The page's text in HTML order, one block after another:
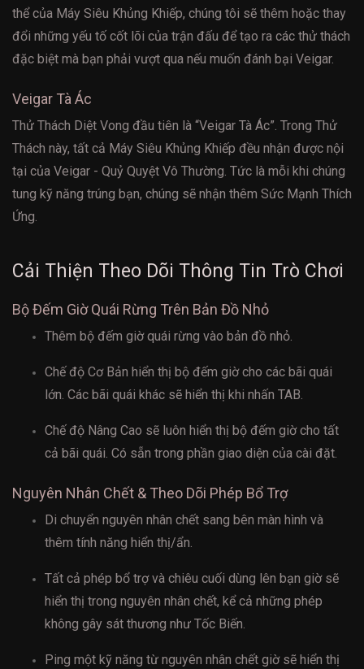
thể của Máy Siêu Khủng Khiếp, chúng tôi sẽ thêm hoặc thay
đổi những yếu tố cốt lõi của trận đấu để tạo ra các thử thách
đặc biệt mà bạn phải vượt qua nếu muốn đánh bại Veigar.
Veigar Tà Ác
Thử Thách Diệt Vong đầu tiên là “Veigar Tà Ác”. Trong Thử
Thách này, tất cả Máy Siêu Khủng Khiếp đều nhận được nội
tại của Veigar - Quỷ Quyệt Vô Thường. Tức là mỗi khi chúng
tung kỹ năng trúng bạn, chúng sẽ nhận thêm Sức Mạnh Thích
Ứng.
Cải Thiện Theo Dõi Thông Tin Trò Chơi
Bộ Đếm Giờ Quái Rừng Trên Bản Đồ Nhỏ
Thêm bộ đếm giờ quái rừng vào bản đồ nhỏ.
Chế độ Cơ Bản hiển thị bộ đếm giờ cho các bãi quái
lớn. Các bãi quái khác sẽ hiển thị khi nhấn TAB.
Chế độ Nâng Cao sẽ luôn hiển thị bộ đếm giờ cho tất
cả bãi quái. Có sẵn trong phần giao diện của cài đặt.
Nguyên Nhân Chết & Theo Dõi Phép Bổ Trợ
Di chuyển nguyên nhân chết sang bên màn hình và
thêm tính năng hiển thị/ẩn.
Tất cả phép bổ trợ và chiêu cuối dùng lên bạn giờ sẽ
hiển thị trong nguyên nhân chết, kể cả những phép
không gây sát thương như Tốc Biến.
Ping một kỹ năng từ nguyên nhân chết giờ sẽ hiển thị